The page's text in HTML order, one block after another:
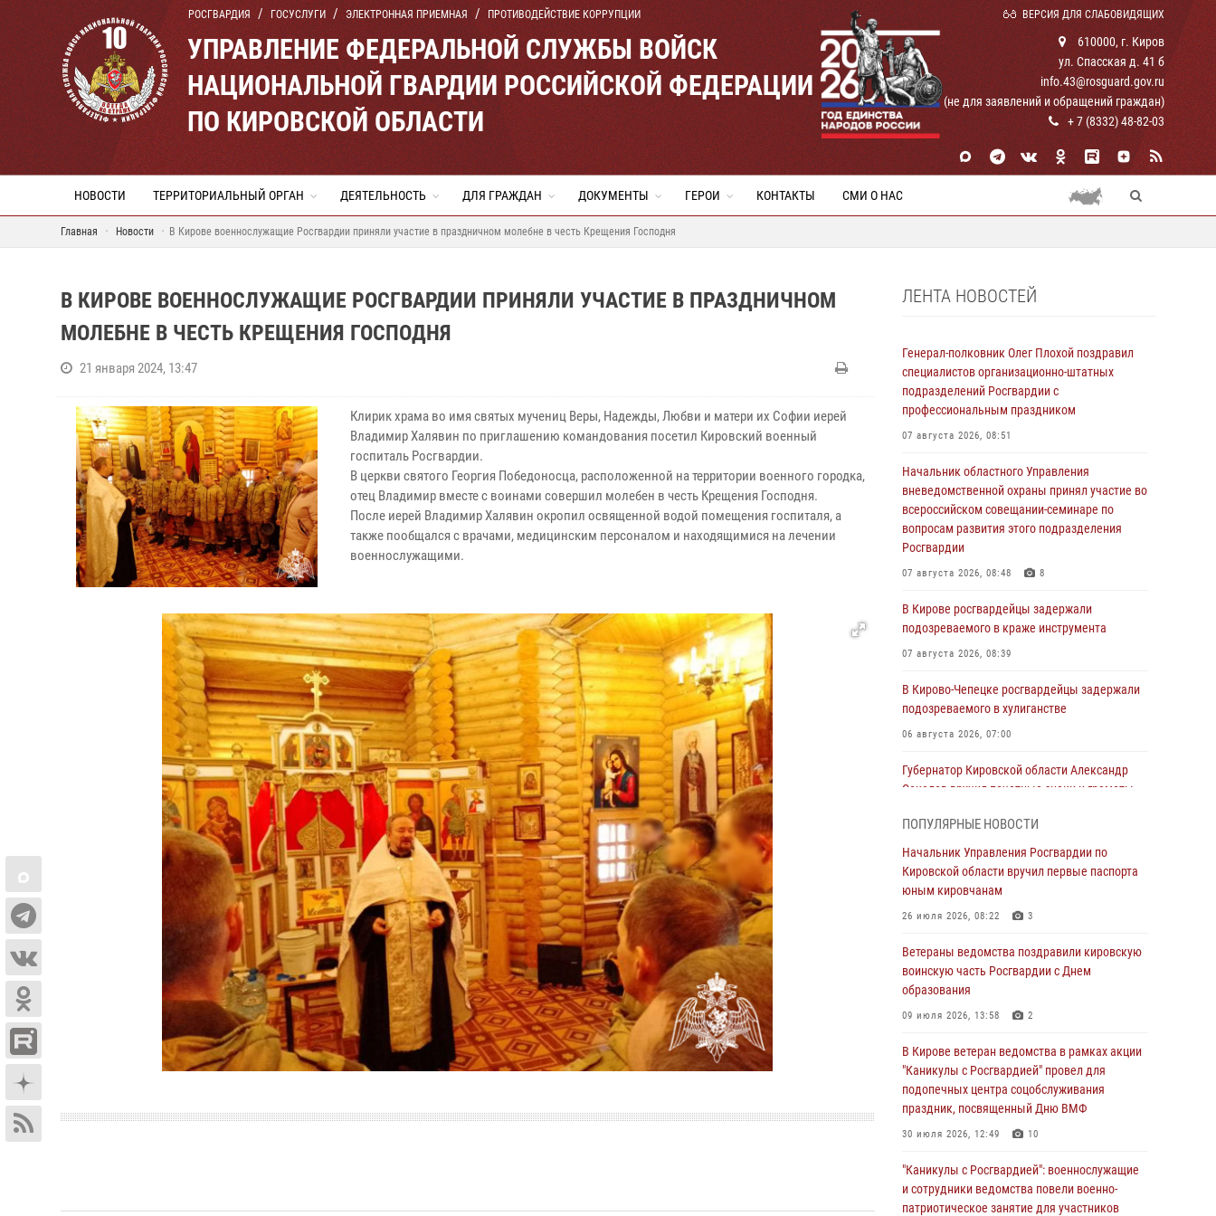
РОСГВАРДИЯ ГОСУСЛУГИ ЭЛЕКТРОННАЯ ПРИЕМНАЯ ПРОТИВОДЕЙСТВИЕ КОРРУПЦИИ ВЕРСИЯ ДЛЯ СЛАБОВИДЯЩИХ
УПРАВЛЕНИЕ ФЕДЕРАЛЬНОЙ СЛУЖБЫ ВОЙСК
НАЦИОНАЛЬНОЙ ГВАРДИИ РОССИЙСКОЙ ФЕДЕРАЦИИ
ПО КИРОВСКОЙ ОБЛАСТИ
610000, г. Киров
ул. Спасская д. 41 б
info.43@rosguard.gov.ru
(не для заявлений и обращений граждан)
+ 7 (8332) 48-82-03
НОВОСТИ ТЕРРИТОРИАЛЬНЫЙ ОРГАН ДЕЯТЕЛЬНОСТЬ ДЛЯ ГРАЖДАН ДОКУМЕНТЫ ГЕРОИ КОНТАКТЫ СМИ О НАС
Главная Новости В Кирове военнослужащие Росгвардии приняли участие в праздничном молебне в честь Крещения Господня
В КИРОВЕ ВОЕННОСЛУЖАЩИЕ РОСГВАРДИИ ПРИНЯЛИ УЧАСТИЕ В ПРАЗДНИЧНОМ
МОЛЕБНЕ В ЧЕСТЬ КРЕЩЕНИЯ ГОСПОДНЯ
21 января 2024, 13:47
Клирик храма во имя святых мучениц Веры, Надежды, Любви и матери их Софии иерей
Владимир Халявин по приглашению командования посетил Кировский военный
госпиталь Росгвардии.
В церкви святого Георгия Победоносца, расположенной на территории военного городка,
отец Владимир вместе с воинами совершил молебен в честь Крещения Господня.
После иерей Владимир Халявин окропил освященной водой помещения госпиталя, а
также пообщался с врачами, медицинским персоналом и находящимися на лечении
военнослужащими.
ЛЕНТА НОВОСТЕЙ
Генерал-полковник Олег Плохой поздравил
специалистов организационно-штатных
подразделений Росгвардии с
профессиональным праздником
07 августа 2026, 08:51
Начальник областного Управления
вневедомственной охраны принял участие во
всероссийском совещании-семинаре по
вопросам развития этого подразделения
Росгвардии
07 августа 2026, 08:48 8
В Кирове росгвардейцы задержали
подозреваемого в краже инструмента
07 августа 2026, 08:39
В Кирово-Чепецке росгвардейцы задержали
подозреваемого в хулиганстве
06 августа 2026, 07:00
Губернатор Кировской области Александр
Соколов вручил почетные знаки и грамоты
В Кирове росгвардейцы задержали
подозреваемую в сбыте поддельной купюры
04 августа 2026, 09:30
В Кирове росгвардейцы задержали
подозреваемого в грабеже
03 августа 2026, 09:01
ведомства приняли участие в митинге в
честь Дня воздушно-десантных войск
03 августа 2026, 08:45 8
В Кирове росгвардейцы задержали
02 августа 2026, 07:00
1 августа – День дежурной службы войск
ПОПУЛЯРНЫЕ НОВОСТИ
Начальник Управления Росгвардии по
Кировской области вручил первые паспорта
юным кировчанам
26 июля 2026, 08:22 3
Ветераны ведомства поздравили кировскую
воинскую часть Росгвардии с Днем
образования
09 июля 2026, 13:58 2
В Кирове ветеран ведомства в рамках акции
"Каникулы с Росгвардией" провел для
подопечных центра соцобслуживания
праздник, посвященный Дню ВМФ
30 июля 2026, 12:49 10
"Каникулы с Росгвардией": военнослужащие
и сотрудники ведомства повели военно-
патриотическое занятие для участников